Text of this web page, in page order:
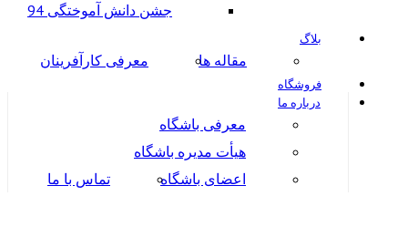
جشن دانش آموختگی 94
بلاگ
مقاله ها معرفی کارآفرینان
فروشگاه
درباره ما
معرفی باشگاه
هیأت مدیره باشگاه
اعضای باشگاه
تماس با ما